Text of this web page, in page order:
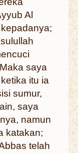
Al
saya
itu ia
sumur,
saya
namun
katakan;
telah